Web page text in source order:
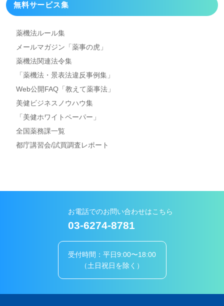
無料サービス集
薬機法ルール集
メールマガジン「薬事の虎」
薬機法関連法令集
「薬機法・景表法違反事例集」
Web公開FAQ「教えて薬事法」
美健ビジネスノウハウ集
「美健ホワイトペーパー」
全国薬務課一覧
都庁講習会/試買調査レポート
お電話でのお問い合わせはこちら
03-6274-8781
受付時間：平日9:00〜18:00
（土日祝日を除く）